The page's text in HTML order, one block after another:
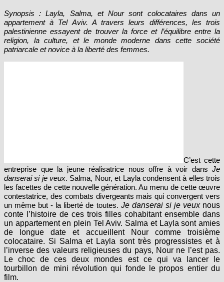
Synopsis : Layla, Salma, et Nour sont colocataires dans un
appartement à Tel Aviv. A travers leurs différences, les trois
palestinienne essayent de trouver la force et l’équilibre entre la
religion, la culture, et le monde moderne dans cette société
patriarcale et novice à la liberté des femmes.
C’est cette
entreprise que la jeune réalisatrice nous offre à voir dans Je
danserai si je veux. Salma, Nour, et Layla condensent à elles trois
les facettes de cette nouvelle génération. Au menu de cette œuvre
contestatrice, des combats divergeants mais qui convergent vers
un même but - la liberté de toutes. Je danserai si je veuxnous
conte l’histoire de ces trois filles cohabitant ensemble dans
un appartement en plein Tel Aviv. Salma et Layla sont amies
de longue date et accueillent Nour comme troisième
colocataire. Si Salma et Layla sont très progressistes et à
l’inverse des valeurs religieuses du pays, Nour ne l’est pas.
Le choc de ces deux mondes est ce qui va lancer le
tourbillon de mini révolution qui fonde le propos entier du
film.